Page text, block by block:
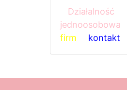
Działalność
jednoosobowa
firm
kontakt